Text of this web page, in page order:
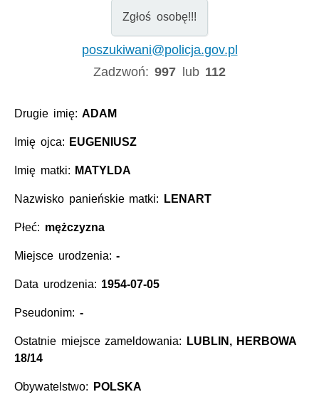
Zgłoś osobę!!!
poszukiwani@policja.gov.pl
Zadzwoń:997 lub 112
Drugie imię:ADAM
Imię ojca: EUGENIUSZ
Imię matki: MATYLDA
Nazwisko panieńskie matki: LENART
Płeć: mężczyzna
Miejsce urodzenia:-
Data urodzenia: 1954-07-05
Pseudonim: -
Ostatnie miejsce zameldowania:
LUBLIN, HERBOWA
18/14
Obywatelstwo: POLSKA